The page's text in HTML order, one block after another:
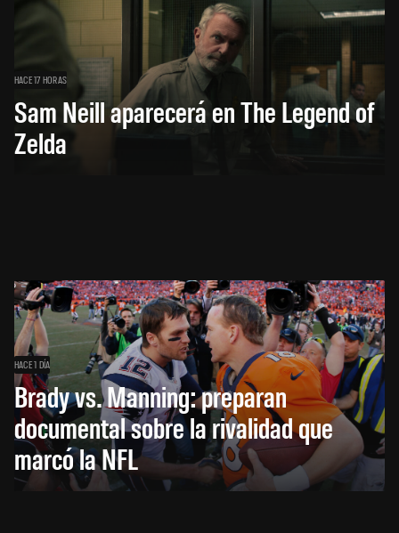
HACE 17 HORAS
Sam Neill aparecerá en The Legend of
Zelda
HACE 1 DÍA
Brady vs. Manning: preparan
documental sobre la rivalidad que
marcó la NFL